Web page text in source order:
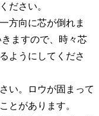
ださい。
方向に芯が倒れま
ますので、時々芯
ようにしてくださ
い。ロウが固まって
とがあります。